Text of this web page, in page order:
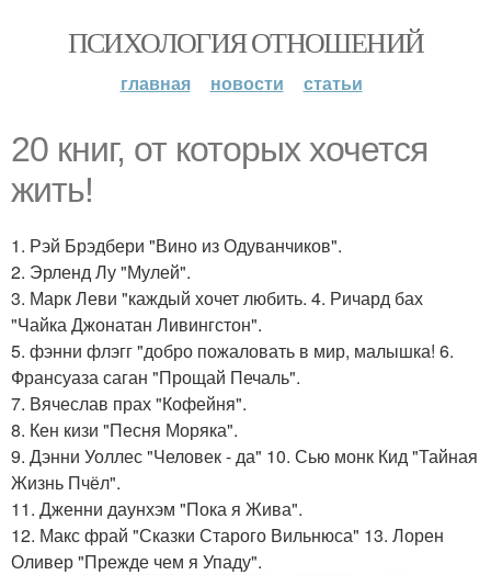
ПСИХОЛОГИЯ ОТНОШЕНИЙ
главная новости статьи
20 книг, от которых хочется
жить!
1. Рэй Брэдбери "Вино из Одуванчиков".
2. Эрленд Лу "Мулей".
3. Марк Леви "каждый хочет любить. 4. Ричард бах
"Чайка Джонатан Ливингстон".
5. фэнни флэгг "добро пожаловать в мир, малышка! 6.
Франсуаза саган "Прощай Печаль".
7. Вячеслав прах "Кофейня".
8. Кен кизи "Песня Моряка".
9. Дэнни Уоллес "Человек - да" 10. Сью монк Кид "Тайная
Жизнь Пчёл".
11. Дженни даунхэм "Пока я Жива".
12. Макс фрай "Сказки Старого Вильнюса" 13. Лорен
Оливер "Прежде чем я Упаду".